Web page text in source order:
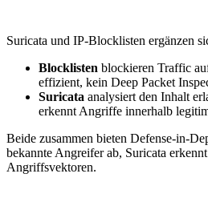
Suricata und IP-Blocklisten ergänzen
Blocklisten blockieren Traffic
effizient, kein Deep Packet
Suricata analysiert den Inhalt
erkennt Angriffe innerhalb
Beide zusammen bieten Defense-in-
bekannte Angreifer ab, Suricata
Angriffsvektoren.